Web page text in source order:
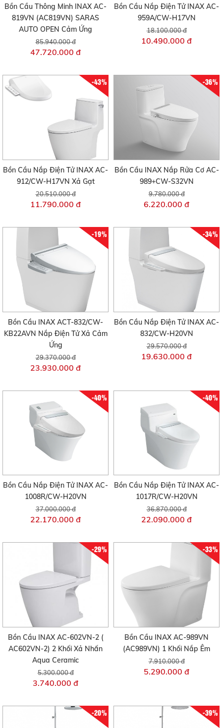
Bồn Cầu Thông Minh INAX AC-
819VN (AC819VN) SARAS
AUTO OPEN Cảm Ứng
85.940.000 đ
47.720.000 đ
Bồn Cầu Nắp Điện Tử INAX AC-
959A/CW-H17VN
18.100.000 đ
10.490.000 đ
-43%
Bồn Cầu Nắp Điện Tử INAX AC-
912/CW-H17VN Xả Gạt
20.510.000 đ
11.790.000 đ
-36%
Bồn Cầu INAX Nắp Rửa Cơ AC-
989+CW-S32VN
9.780.000 đ
6.220.000 đ
-19%
Bồn Cầu INAX ACT-832/CW-
KB22AVN Nắp Điện Tử Xả Cảm
Ứng
29.370.000 đ
23.930.000 đ
-34%
Bồn Cầu Nắp Điện Tử INAX AC-
832/CW-H20VN
29.570.000 đ
19.630.000 đ
-40%
Bồn Cầu Nắp Điện Tử INAX AC-
1008R/CW-H20VN
37.000.000 đ
22.170.000 đ
-40%
Bồn Cầu Nắp Điện Tử INAX AC-
1017R/CW-H20VN
36.870.000 đ
22.090.000 đ
-29%
Bồn Cầu INAX AC-602VN-2 (
AC602VN-2) 2 Khối Xả Nhấn
Aqua Ceramic
5.300.000 đ
3.740.000 đ
-33%
Bồn Cầu INAX AC-989VN
(AC989VN) 1 Khối Nắp Êm
7.910.000 đ
5.290.000 đ
-20% -39%